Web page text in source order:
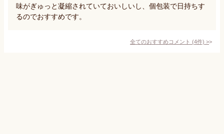
味がぎゅっと凝縮されていておいしいし、個包装で日持ちす
るのでおすすめです。
全てのおすすめコメント (4件) >